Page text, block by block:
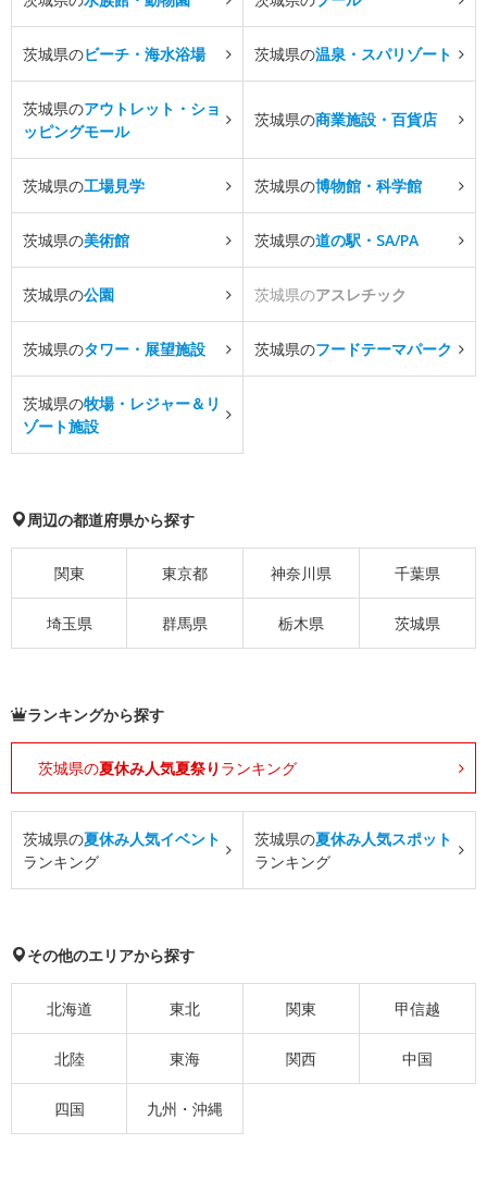
茨城県のビーチ・海水浴場 茨城県の温泉・スパリゾート
茨城県のアウトレット・ショ
ッピングモール
茨城県の商業施設・百貨店
茨城県の工場見学 茨城県の博物館・科学館
茨城県の美術館 茨城県の道の駅・SA/PA
茨城県の公園 茨城県のアスレチック
茨城県のタワー・展望施設 茨城県のフードテーマパーク
茨城県の牧場・レジャー＆リ
ゾート施設
周辺の都道府県から探す
関東 東京都 神奈川県 千葉県
埼玉県 群馬県 栃木県 茨城県
ランキングから探す
茨城県の夏休み人気夏祭り ランキング
茨城県の夏休み人気イベント
ランキング
茨城県の夏休み人気スポット
ランキング
その他のエリアから探す
北海道 東北 関東 甲信越
北陸 東海 関西 中国
四国 九州・沖縄